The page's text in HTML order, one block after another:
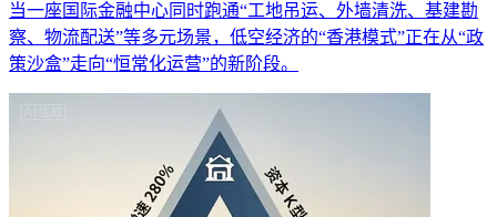
当一座国际金融中心同时跑通“工地吊运、外墙清洗、基建勘
察、物流配送”等多元场景，低空经济的“香港模式”正在从“政
策沙盒”走向“恒常化运营”的新阶段。